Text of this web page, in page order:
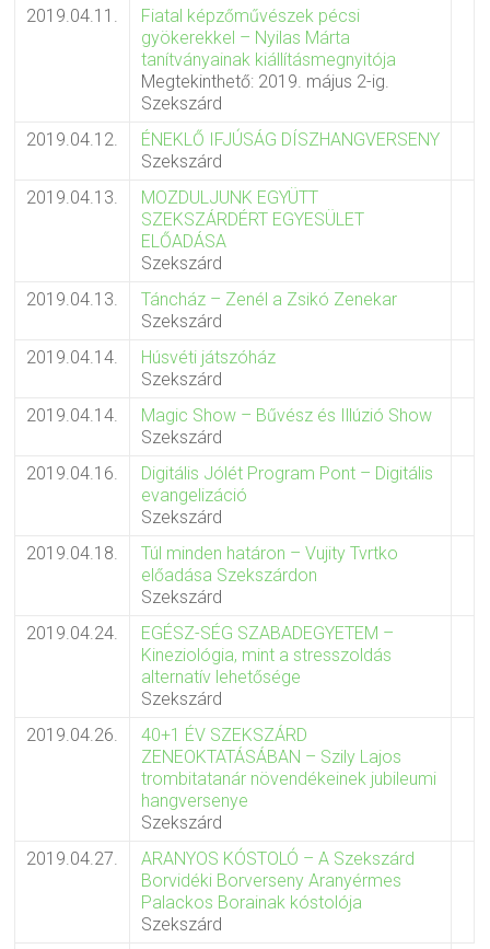
2019.04.11.
Fiatal képzőművészek pécsi
gyökerekkel – Nyilas Márta
tanítványainak kiállításmegnyitója
Megtekinthető: 2019. május 2-ig.
Szekszárd
2019.04.12.
ÉNEKLŐ IFJÚSÁG DÍSZHANGVERSENY
Szekszárd
2019.04.13.
MOZDULJUNK EGYÜTT
SZEKSZÁRDÉRT EGYESÜLET
ELŐADÁSA
Szekszárd
2019.04.13.
Táncház – Zenél a Zsikó Zenekar
Szekszárd
2019.04.14.
Húsvéti játszóház
Szekszárd
2019.04.14.
Magic Show – Bűvész és Illúzió Show
Szekszárd
2019.04.16.
Digitális Jólét Program Pont – Digitális
evangelizáció
Szekszárd
2019.04.18.
Túl minden határon – Vujity Tvrtko
előadása Szekszárdon
Szekszárd
2019.04.24.
EGÉSZ-SÉG SZABADEGYETEM –
Kineziológia, mint a stresszoldás
alternatív lehetősége
Szekszárd
2019.04.26.
40+1 ÉV SZEKSZÁRD
ZENEOKTATÁSÁBAN – Szily Lajos
trombitatanár növendékeinek jubileumi
hangversenye
Szekszárd
2019.04.27.
ARANYOS KÓSTOLÓ – A Szekszárd
Borvidéki Borverseny Aranyérmes
Palackos Borainak kóstolója
Szekszárd